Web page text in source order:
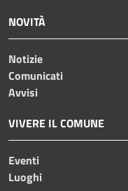
NOVITÀ
Notizie
Comunicati
Avvisi
VIVERE IL COMUNE
Eventi
Luoghi